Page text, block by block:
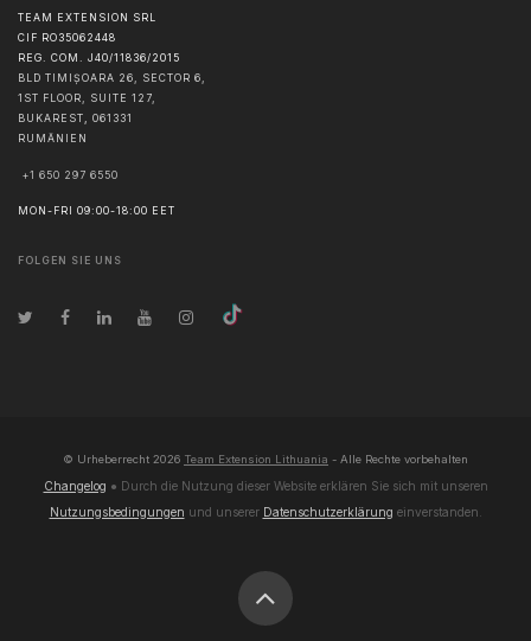
TEAM EXTENSION SRL
CIF RO35062448
REG. COM. J40/11836/2015
BLD TIMIȘOARA 26, SECTOR 6,
1ST FLOOR, SUITE 127,
BUKAREST
061331
RUMÄNIEN
+1 650 297 6550
MON-FRI 09:00-18:00 EET
FOLGEN SIE UNS
© Urheberrecht 2026 Team Extension Lithuania - Alle Rechte vorbehalten
Changelog ● Durch die Nutzung dieser Website erklären Sie sich mit unseren
Nutzungsbedingungen und unserer Datenschutzerklärung einverstanden.